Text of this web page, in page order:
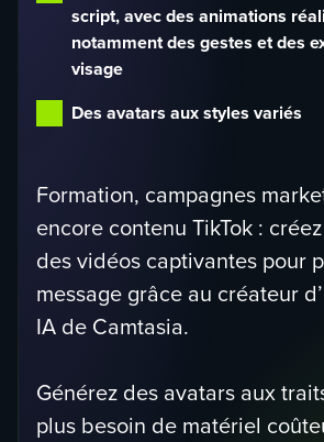
script, avec des animations
notamment des gestes et des
visage
Des avatars aux styles variés
Formation, campagnes
encore contenu TikTok :
des vidéos captivantes pour
message grâce au créateur
IA de Camtasia.
Générez des avatars aux
plus besoin de matériel